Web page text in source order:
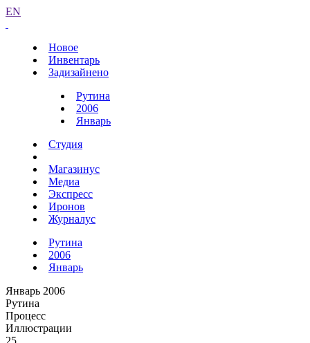
EN
Новое
Инвентарь
Задизайнено
Рутина
2006
Январь
Студия
Магазинус
Медиа
Экспресс
Иронов
Журналус
Рутина
2006
Январь
Январь 2006
Рутина
Процесс
Иллюстрации
25